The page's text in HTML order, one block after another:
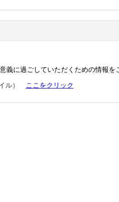
義に過ごしていただくための情報を
ル） ここをクリック